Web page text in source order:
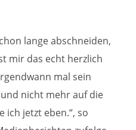
lange abschneiden,
mir das echt herzlich
mal sein
nicht mehr auf die
ich jetzt eben.“, so